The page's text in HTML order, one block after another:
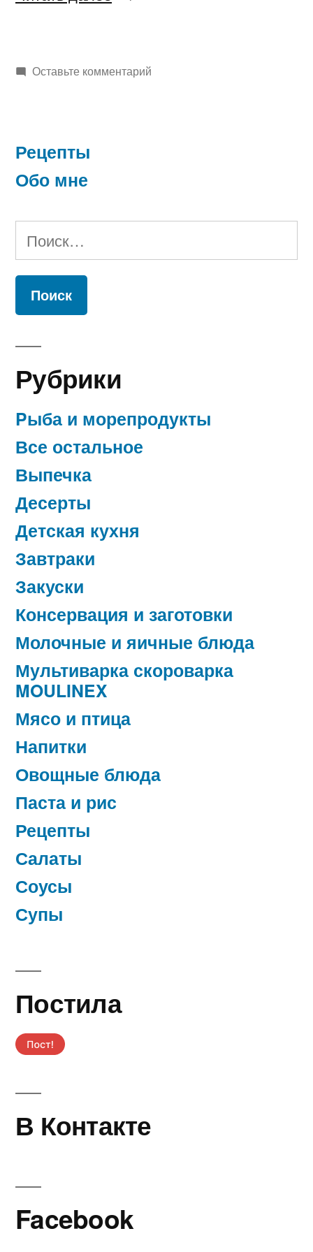
Оставьте комментарийк
Рецепты
Обо мне
Найти:
Рубрики
Pыба и морепродукты
Все остальное
Выпечка
Десерты
Детская кухня
Завтраки
Закуски
Консервация и заготовки
Молочные и яичные блюда
Мультиварка скороварка
MOULINEX
Мясо и птица
Напитки
Овощные блюда
Паста и рис
Рецепты
Салаты
Соусы
Супы
Постила
В Контакте
Facebook